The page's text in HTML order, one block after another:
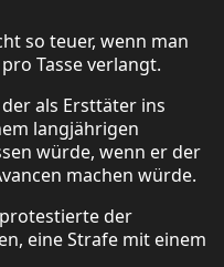
so teuer, wenn man
Tasse verlangt.
als Ersttäter ins
langjährigen
würde, wenn er der
machen würde.
der
eine Strafe mit einem